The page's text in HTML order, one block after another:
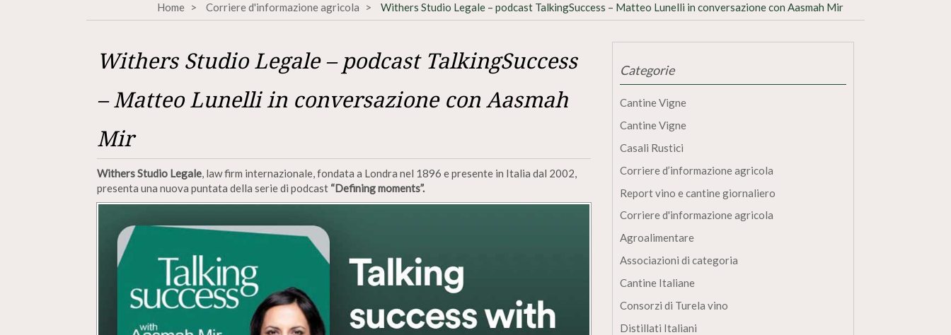
Home Corriere d'informazione agricola Withers Studio Legale – podcast TalkingSuccess – Matteo Lunelli in conversazione con Aasmah Mir
Withers Studio Legale – podcast TalkingSuccess
– Matteo Lunelli in conversazione con Aasmah
Mir
Withers Studio Legale, law firm internazionale, fondata a Londra nel 1896 e presente in Italia dal 2002,
presenta una nuova puntata della serie di podcast “Defining moments”.
Categorie
Cantine Vigne
Cantine Vigne
Casali Rustici
Corriere d’informazione agricola
Report vino e cantine giornaliero
Corriere d'informazione agricola
Agroalimentare
Associazioni di categoria
Cantine Italiane
Consorzi di Turela vino
Distillati Italiani